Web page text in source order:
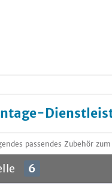
passendes Zubehör
6